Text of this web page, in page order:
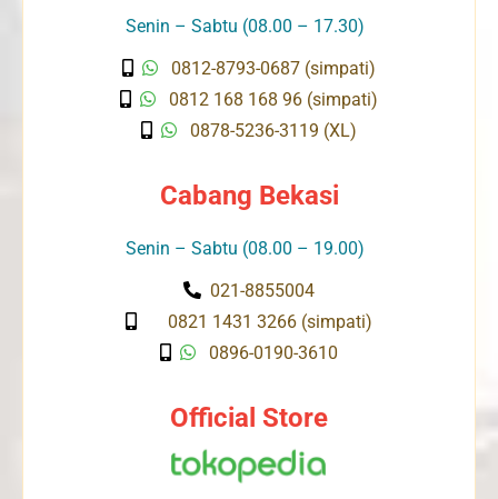
Senin – Sabtu (08.00 – 17.30)
0812-8793-0687 (simpati)
0812 168 168 96 (simpati)
0878-5236-3119 (XL)
Cabang Bekasi
Senin – Sabtu (08.00 – 19.00)
021-8855004
0821 1431 3266 (simpati)
0896-0190-3610
Official Store